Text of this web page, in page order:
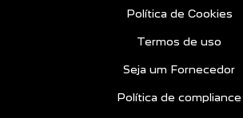
Política de Cookies
Termos de uso
Seja um Fornecedor
Política de compliance